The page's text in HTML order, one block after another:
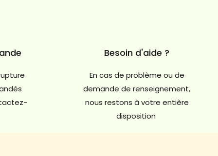
Besoin d'aide ?
En cas de problème ou de
demande de renseignement,
nous restons à votre entière
disposition